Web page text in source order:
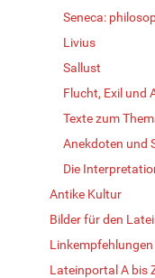
Seneca:
Livius
Sallust
Flucht, Exil und
Texte zum
Anekdoten und
Die
Antike Kultur
Bilder für den
Linkempfehlungen
Lateinportal A bis